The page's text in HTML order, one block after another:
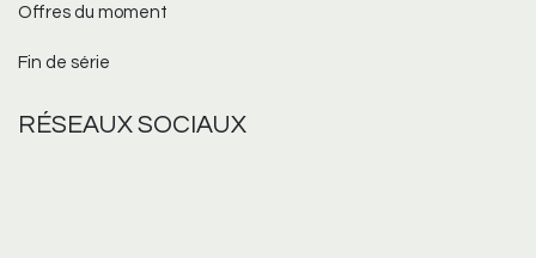
Offres du moment
Fin de série
RÉSEAUXSOCIAUX